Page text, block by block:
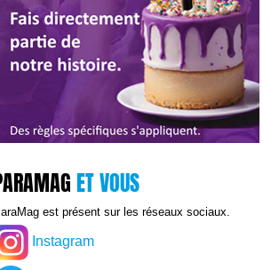
ET VOUS
est présent sur les réseaux sociaux.
Instagram